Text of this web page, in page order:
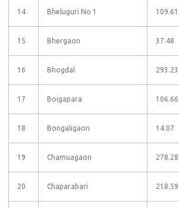
14 Bheluguri No 1 109.61
15 Bhergaon 37.48
16 Bhogdal 293.23
17 Boigapara 106.66
18 Bongaligaon 14.07
19 Chamuagaon 278.28
20 Chaparabari 218.59